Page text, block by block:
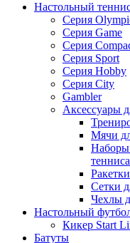
Настольный
Серия
Серия Game
Серия
Серия Sport
Серия Hobby
Серия City
Gambler
Аксессуары
Мячи
Наборы
тенниса
Сетки
Чехлы
Настольный
Кикер Start
Батуты